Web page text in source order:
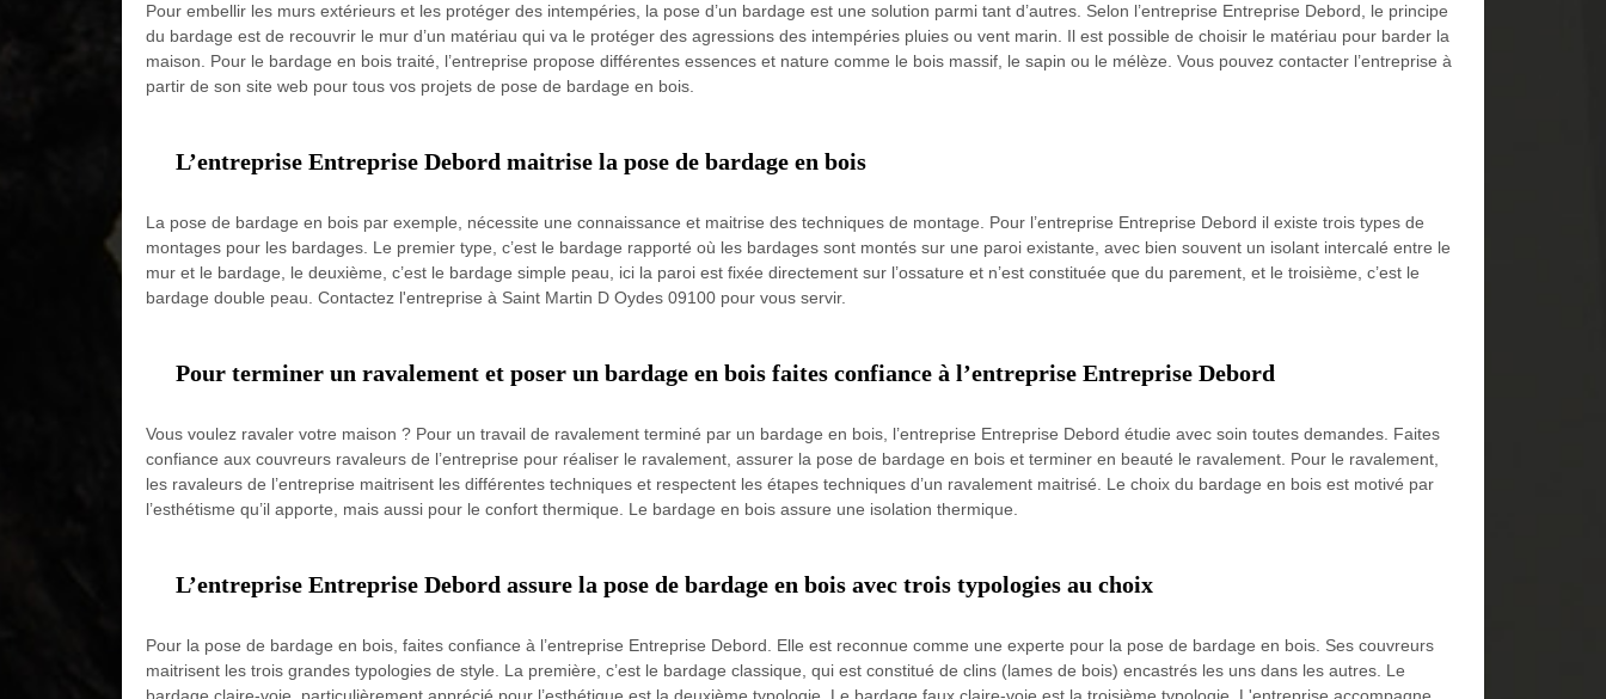
Pour embellir les murs extérieurs et les protéger des intempéries, la pose d’un bardage est une solution parmi tant d’autres. Selon l’entreprise Entreprise Debord, le principe
du bardage est de recouvrir le mur d’un matériau qui va le protéger des agressions des intempéries pluies ou vent marin. Il est possible de choisir le matériau pour barder la
maison. Pour le bardage en bois traité, l’entreprise propose différentes essences et nature comme le bois massif, le sapin ou le mélèze. Vous pouvez contacter l’entreprise à
partir de son site web pour tous vos projets de pose de bardage en bois.
L’entreprise Entreprise Debord maitrise la pose de bardage en bois
La pose de bardage en bois par exemple, nécessite une connaissance et maitrise des techniques de montage. Pour l’entreprise Entreprise Debord il existe trois types de
montages pour les bardages. Le premier type, c’est le bardage rapporté où les bardages sont montés sur une paroi existante, avec bien souvent un isolant intercalé entre le
mur et le bardage, le deuxième, c’est le bardage simple peau, ici la paroi est fixée directement sur l’ossature et n’est constituée que du parement, et le troisième, c’est le
bardage double peau. Contactez l'entreprise à Saint Martin D Oydes 09100 pour vous servir.
Pour terminer un ravalement et poser un bardage en bois faites confiance à l’entreprise Entreprise Debord
Vous voulez ravaler votre maison ? Pour un travail de ravalement terminé par un bardage en bois, l’entreprise Entreprise Debord étudie avec soin toutes demandes. Faites
confiance aux couvreurs ravaleurs de l’entreprise pour réaliser le ravalement, assurer la pose de bardage en bois et terminer en beauté le ravalement. Pour le ravalement,
les ravaleurs de l’entreprise maitrisent les différentes techniques et respectent les étapes techniques d’un ravalement maitrisé. Le choix du bardage en bois est motivé par
l’esthétisme qu’il apporte, mais aussi pour le confort thermique. Le bardage en bois assure une isolation thermique.
L’entreprise Entreprise Debord assure la pose de bardage en bois avec trois typologies au choix
Pour la pose de bardage en bois, faites confiance à l’entreprise Entreprise Debord. Elle est reconnue comme une experte pour la pose de bardage en bois. Ses couvreurs
maitrisent les trois grandes typologies de style. La première, c’est le bardage classique, qui est constitué de clins (lames de bois) encastrés les uns dans les autres. Le